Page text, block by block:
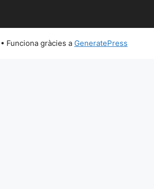
• Funciona gràcies a GeneratePress